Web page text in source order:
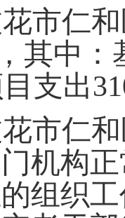
市仁
其中：
目支出3
市仁
机构
组织